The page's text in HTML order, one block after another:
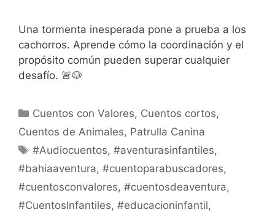
Una tormenta inesperada pone a prueba a los
cachorros. Aprende cómo la coordinación y el
propósito común pueden superar cualquier
desafío. 🚨🐶
Categorías
Cuentos con Valores, Cuentos cortos,
Cuentos de Animales, Patrulla Canina
Etiquetas
#Audiocuentos,#aventurasinfantiles,
#bahiaaventura, #cuentoparabuscadores,
#cuentosconvalores, #cuentosdeaventura,
#CuentosInfantiles, #educacioninfantil,